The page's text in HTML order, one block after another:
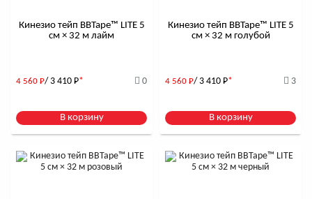
Кинезио тейп BBTape™ LITE 5
см × 32 м лайм
4 560 Р/ 3 410 Р* 0
В корзину
Кинезио тейп BBTape™ LITE 5
см × 32 м голубой
4 560 Р/ 3 410 Р* 3
В корзину